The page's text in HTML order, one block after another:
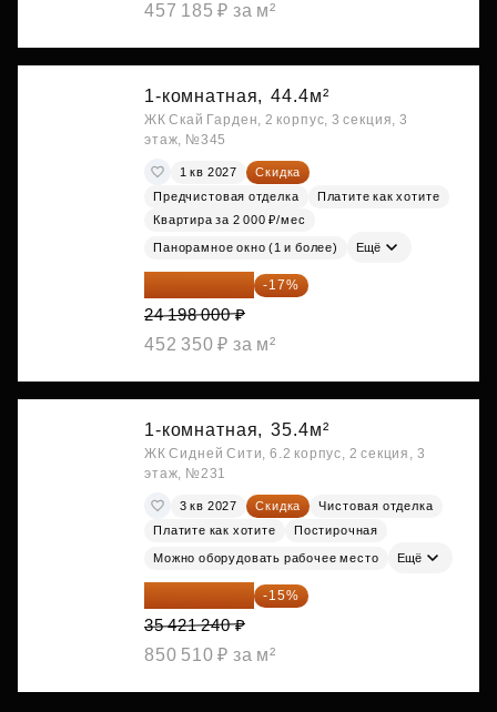
457 185 ₽ за м²
1-комнатная, 44.4м²
ЖК Скай Гарден, 2 корпус, 3 секция, 3
этаж, №345
1 кв 2027
Скидка
Предчистовая отделка
Платите как хотите
Квартира за 2 000 ₽/мес
Панорамное окно (1 и более) Ещё
20 084 340 ₽ -17%
24 198 000 ₽
452 350 ₽ за м²
1-комнатная, 35.4м²
ЖК Сидней Сити, 6.2 корпус, 2 секция, 3
этаж, №231
3 кв 2027 Скидка
Чистовая отделка
Платите как хотите
Постирочная
Можно оборудовать рабочее место Ещё
30 108 054 ₽ -15%
35 421 240 ₽
850 510 ₽ за м²